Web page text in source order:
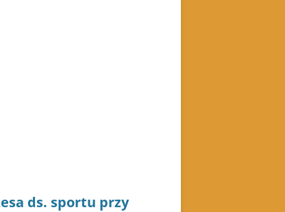
ds. sportu przy